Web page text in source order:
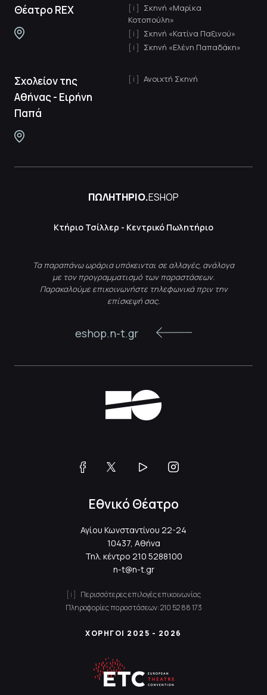
Θέατρο REX
Σκηνή «Μαρίκα
Κοτοπούλη»
Σκηνή «Κατίνα Παξινού»
Σκηνή «Ελένη Παπαδάκη»
Σχολείον της
Αθήνας - Ειρήνη
Παπά
Ανοιχτή Σκηνή
ΠΩΛΗΤΗΡΙΟ.ESHOP
Κτήριο Τσίλλερ - Κεντρικό Πωλητήριο
Τα παραπάνω ωράρια υπόκεινται σε αλλαγές, ανάλογα
με τον προγραμματισμό των παραστάσεων.
Παρακαλούμε επικοινωνήστε τηλεφωνικά πριν την
επίσκεψή σας.
eshop.n-t.gr
Εθνικό Θέατρο
Αγίου Κωνσταντίνου 22-24
10437, Αθήνα
Τηλ. κέντρο 210 5288100
n-t@n-t.gr
Περισσότερες επιλογές επικοινωνίας
Πληροφορίες παραστάσεων:210 52 88 173
ΧΟΡΗΓΟΙ 2025 - 2026